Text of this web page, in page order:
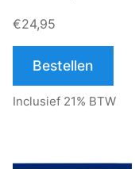
€24,95
Bestellen
Inclusief 21% BTW